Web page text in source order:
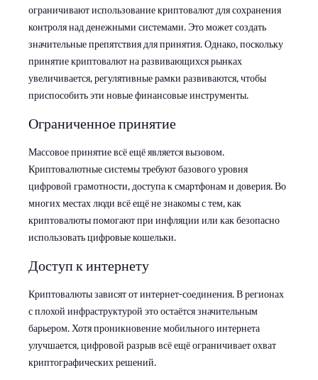
ограничивают использование криптовалют для сохранения
контроля над денежными системами. Это может создать
значительные препятствия для принятия. Однако, поскольку
принятие криптовалют на развивающихся рынках
увеличивается, регулятивные рамки развиваются, чтобы
приспособить эти новые финансовые инструменты.
Ограниченное принятие
Массовое принятие всё ещё является вызовом.
Криптовалютные системы требуют базового уровня
цифровой грамотности, доступа к смартфонам и доверия. Во
многих местах люди всё ещё не знакомы с тем, как
криптовалюты помогают при инфляции или как безопасно
использовать цифровые кошельки.
Доступ к интернету
Криптовалюты зависят от интернет-соединения. В регионах
с плохой инфраструктурой это остаётся значительным
барьером. Хотя проникновение мобильного интернета
улучшается, цифровой разрыв всё ещё ограничивает охват
криптографических решений.